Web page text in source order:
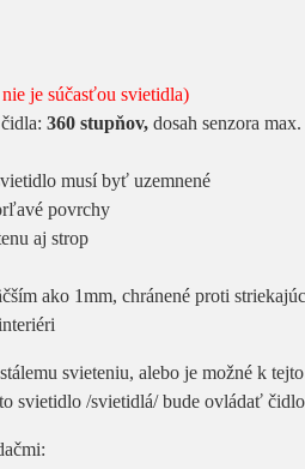
je súčasťou svietidla)
360 stupňov, dosah senzora max.
musí byť uzemnené
povrchy
aj strop
ako 1mm, chránené proti
svieteniu, alebo je možné k
svietidlo /svietidlá/ bude ovládať